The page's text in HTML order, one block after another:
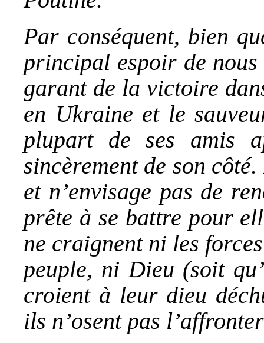
Par conséquent, bien
principal espoir de
garant de la victoire
en Ukraine et le
plupart de ses amis
sincèrement de son
et n’envisage pas de
prête à se battre pour
ne craignent ni les
peuple, ni Dieu (soit
croient à leur dieu
ils n’osent pas